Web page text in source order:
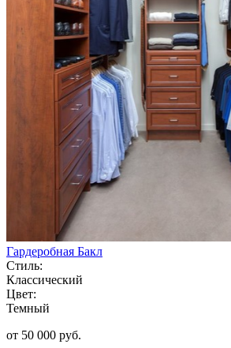
Гардеробная Бакл
Стиль:
Классический
Цвет:
Темный
от 50 000 руб.